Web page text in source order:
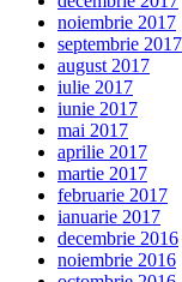
noiembrie 2017
septembrie 2017
august 2017
iulie 2017
iunie 2017
mai 2017
aprilie 2017
martie 2017
februarie 2017
ianuarie 2017
decembrie 2016
noiembrie 2016